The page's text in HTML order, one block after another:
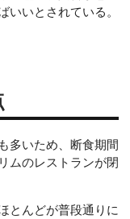
いいとされている。
多いため、断食期間
ムのレストランが閉
とんどが普段通りに